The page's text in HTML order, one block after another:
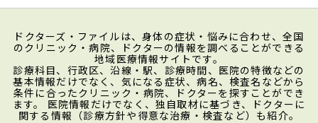
ドクターズ・ファイルは、身体の症状・悩みに合わせ、全国
のクリニック・病院、ドクターの情報を調べることができる
地域医療情報サイトです。
診療科目、行政区、沿線・駅、診療時間、医院の特徴などの
基本情報だけでなく、気になる症状、病名、検査名などから
条件に合ったクリニック・病院、ドクターを探すことができ
ます。 医院情報だけでなく、独自取材に基づき、ドクターに
関する情報（診療方針や得意な治療・検査など）も紹介。